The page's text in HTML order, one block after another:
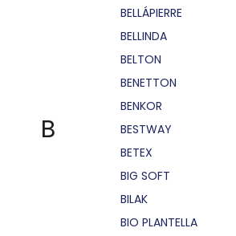
B
BELLÁPIERRE
BELLINDA
BELTON
BENETTON
BENKOR
BESTWAY
BETEX
BIG SOFT
BILAK
BIO PLANTELLA